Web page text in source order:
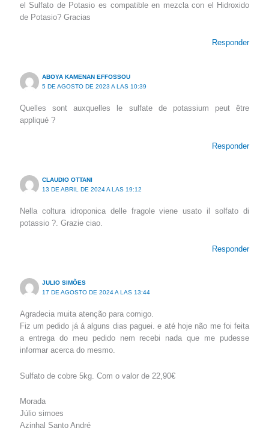
el Sulfato de Potasio es compatible en mezcla con el Hidroxido
de Potasio? Gracias
Responder
ABOYA KAMENAN EFFOSSOU
5 DE AGOSTO DE 2023 A LAS 10:39
Quelles sont auxquelles le sulfate de potassium peut être
appliqué ?
Responder
CLAUDIO OTTANI
13 DE ABRIL DE 2024 A LAS 19:12
Nella coltura idroponica delle fragole viene usato il solfato di
potassio ?. Grazie ciao.
Responder
JULIO SIMÕES
17 DE AGOSTO DE 2024 A LAS 13:44
Agradecia muita atenção para comigo.
Fiz um pedido já á alguns dias paguei. e até hoje não me foi feita
a entrega do meu pedido nem recebi nada que me pudesse
informar acerca do mesmo.
Sulfato de cobre 5kg. Com o valor de 22,90€
Morada
Júlio simoes
Azinhal Santo André